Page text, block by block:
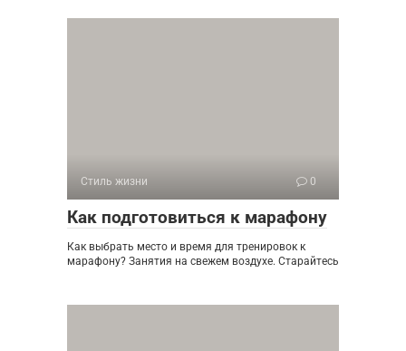
Стиль жизни 0
Как подготовиться к марафону
Как выбрать место и время для тренировок к
марафону? Занятия на свежем воздухе. Старайтесь